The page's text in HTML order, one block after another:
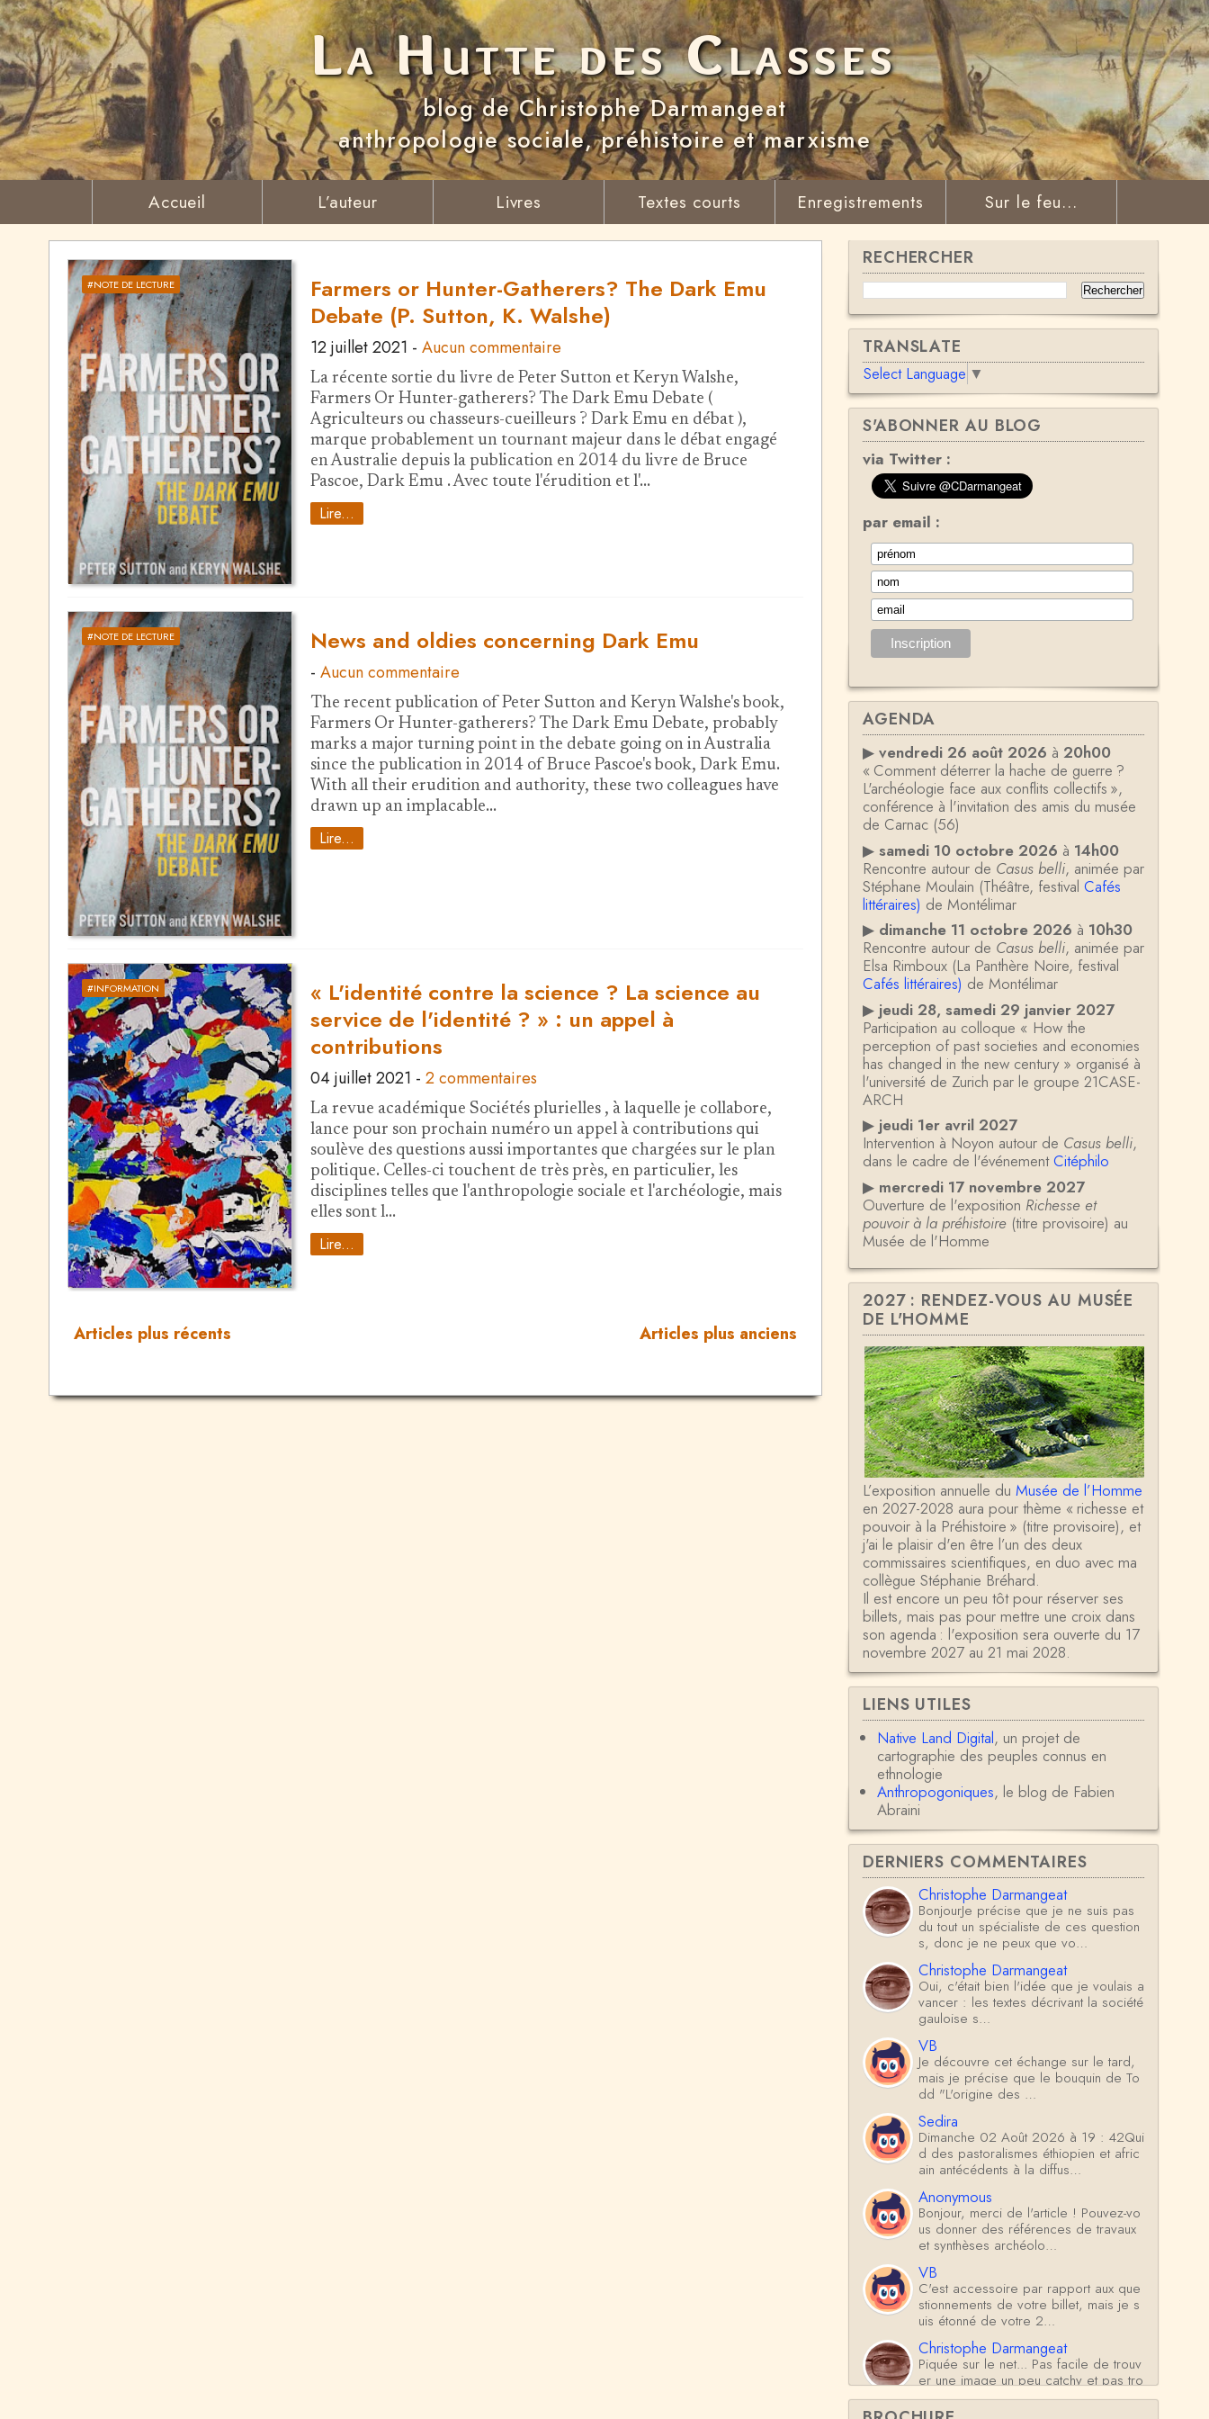
La Hutte des Classes
blog de Christophe Darmangeat
anthropologie sociale, préhistoire et marxisme
Accueil L’auteur Livres Textes courts Enregistrements Sur le feu...
#NOTE DE LECTURE
Farmers or Hunter-Gatherers? The Dark Emu
Debate (P. Sutton, K. Walshe)
12 juillet 2021 - Aucun commentaire
La récente sortie du livre de Peter Sutton et Keryn Walshe,
Farmers Or Hunter-gatherers? The Dark Emu Debate (
Agriculteurs ou chasseurs-cueilleurs ? Dark Emu en débat ),
marque probablement un tournant majeur dans le débat engagé
en Australie depuis la publication en 2014 du livre de Bruce
Pascoe, Dark Emu . Avec toute l'érudition et l'…
Lire...
#NOTE DE LECTURE News and oldies concerning Dark Emu
- Aucun commentaire
The recent publication of Peter Sutton and Keryn Walshe's book,
Farmers Or Hunter-gatherers? The Dark Emu Debate, probably
marks a major turning point in the debate going on in Australia
since the publication in 2014 of Bruce Pascoe's book, Dark Emu.
With all their erudition and authority, these two colleagues have
drawn up an implacable…
Lire...
#INFORMATION
« L'identité contre la science ? La science au
service de l'identité ? » : un appel à
contributions
04 juillet 2021 - 2 commentaires
La revue académique Sociétés plurielles , à laquelle je collabore,
lance pour son prochain numéro un appel à contributions qui
soulève des questions aussi importantes que chargées sur le plan
politique. Celles-ci touchent de très près, en particulier, les
disciplines telles que l'anthropologie sociale et l'archéologie, mais
elles sont l…
Lire...
Articles plus récents Articles plus anciens
RECHERCHER
TRANSLATE
Select Language ▼
S'ABONNER AU BLOG
via Twitter :
par email :
AGENDA
▶ vendredi 26 août 2026 à 20h00
« Comment déterrer la hache de guerre ?
L'archéologie face aux conflits collectifs »,
conférence à l'invitation des amis du musée
de Carnac (56)
▶ samedi 10 octobre 2026 à 14h00
Rencontre autour de Casus belli, animée par
Stéphane Moulain (Théâtre, festival Cafés
littéraires) de Montélimar
▶ dimanche 11 octobre 2026 à 10h30
Rencontre autour de Casus belli, animée par
Elsa Rimboux (La Panthère Noire, festival
Cafés littéraires) de Montélimar
▶ jeudi 28, samedi 29 janvier 2027
Participation au colloque « How the
perception of past societies and economies
has changed in the new century » organisé à
l'université de Zurich par le groupe 21CASE-
ARCH
▶ jeudi 1er avril 2027
Intervention à Noyon autour de Casus belli,
dans le cadre de l'événementCitéphilo
▶ mercredi 17 novembre 2027
Ouverture de l'exposition Richesse et
pouvoir à la préhistoire(titre provisoire) au
Musée de l'Homme
2027 : RENDEZ-VOUS AU MUSÉE
DE L'HOMME
L’exposition annuelle du Musée de l’Homme
en 2027-2028 aura pour thème « richesse et
pouvoir à la Préhistoire » (titre provisoire), et
j'ai le plaisir d'en être l’un des deux
commissaires scientifiques, en duo avec ma
collègue Stéphanie Bréhard.
Il est encore un peu tôt pour réserver ses
billets, mais pas pour mettre une croix dans
son agenda : l'exposition sera ouverte du 17
novembre 2027 au 21 mai 2028.
LIENS UTILES
Native Land Digital, un projet de
cartographie des peuples connus en
ethnologie
Anthropogoniques, le blog de Fabien
Abraini
DERNIERS COMMENTAIRES
Christophe Darmangeat
BonjourJe précise que je ne suis pas
du tout un spécialiste de ces question
s, donc je ne peux que vo…
Christophe Darmangeat
Oui, c'était bien l'idée que je voulais a
vancer : les textes décrivant la société
gauloise s…
VB
Je découvre cet échange sur le tard,
mais je précise que le bouquin de To
dd "L'origine des …
Sedira
Dimanche 02 Août 2026 à 19 : 42Qui
d des pastoralismes éthiopien et afric
ain antécédents à la diffus…
Anonymous
Bonjour, merci de l'article ! Pouvez-vo
us donner des références de travaux
et synthèses archéolo…
VB
C'est accessoire par rapport aux que
stionnements de votre billet, mais je s
uis étonné de votre 2…
Christophe Darmangeat
Piquée sur le net... Pas facile de trouv
er une image un peu catchy et pas tro
p fantaisiste sur ce su…